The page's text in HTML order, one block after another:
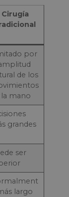
Cirugía
por
de los
la mano
grandes
ser
largo